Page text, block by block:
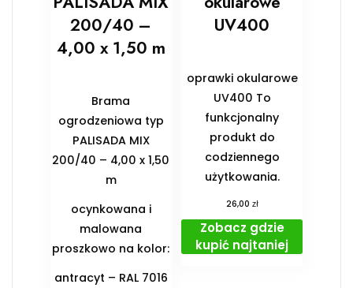
200/40 –
4,00 x 1,50 m
Brama
ogrodzeniowa typ
PALISADA MIX
200/40 – 4,00 x 1,50
m
ocynkowana i
malowana
proszkowo na kolor:
antracyt – RAL 7016
UV400
oprawki okularowe
UV400 To
funkcjonalny
produkt do
codziennego
użytkowania.
26,00 zł
Zobacz gdzie
kupić najtaniej